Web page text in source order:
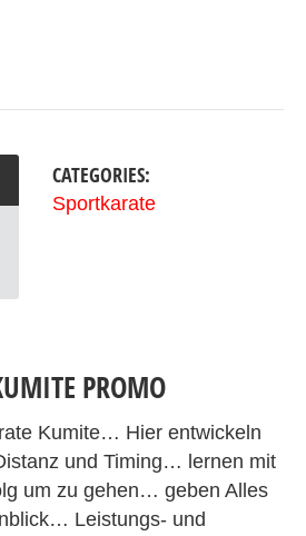
CATEGORIES:
Sportkarate
PROMO
Kumite… Hier entwickeln
und Timing… lernen mit
um zu gehen… geben Alles
Leistungs- und